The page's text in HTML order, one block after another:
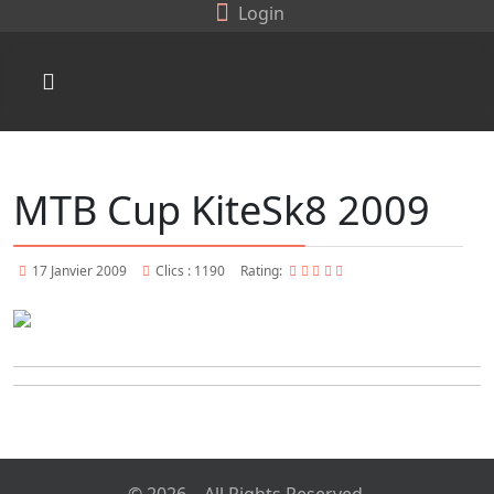
Login
MTB Cup KiteSk8 2009
17 Janvier 2009 Clics : 1190 Rating: